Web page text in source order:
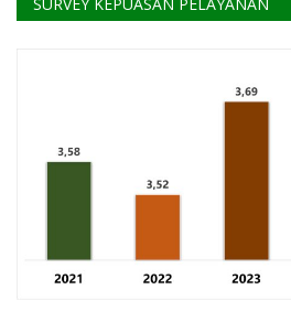
SURVEY KEPUASAN PELAYANAN